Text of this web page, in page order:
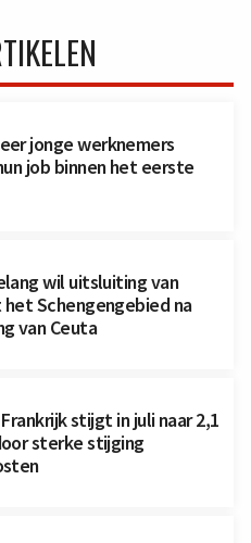
jonge werknemers
job binnen het eerste
wil uitsluiting van
het Schengengebied na
van Ceuta
stijgt in juli naar 2,1
sterke stijging